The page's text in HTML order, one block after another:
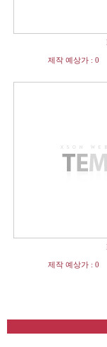
제작 예상가 : 0
제작 예상가 : 0